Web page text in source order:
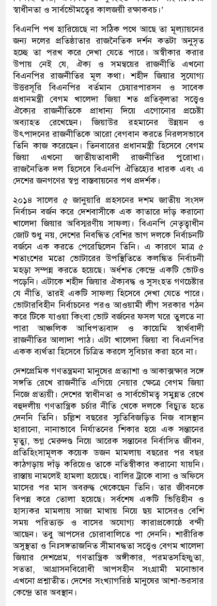
স্বাধীনতা ও সার্বভৌমত্বের কালজয়ী রক্ষাকবচ।’
বিএনপি পথ হারিয়েছে না সঠিক পথে আছে তা মূল্যায়নের
জন্য দলের প্রতিষ্ঠাতার রাজনৈতিক দর্শন কতটা অনুসৃত
হচ্ছে তা পরখ করে দেখা যেতে পারে। অস্বীকার করার
উপায় নেই যে, ঐক্য ও সমন্বয়ের রাজনীতি এখনো
বিএনপির রাজনীতির মূল কথা। শহীদ জিয়ার সুযোগ্য
উত্তরসূরি বিএনপির বর্তমান চেয়ারপারসন ও সাবেক
প্রধানমন্ত্রী বেগম খালেদা জিয়া শত প্রতিকূলতা সত্ত্বেও
ঐক্যের রাজনীতিকে প্রাধান্য দিয়ে এগোনোর প্রচেষ্টা
অব্যাহত রেখেছেন। জিয়াউর রহমানের উন্নয়ন ও
উৎপাদনের রাজনীতিকে আরো বেগবান করতে নিরলসভাবে
তিনি কাজ করেছেন। তিনবারের প্রধানমন্ত্রী হিসেবে বেগম
জিয়া এখনো জাতীয়তাবাদী রাজনীতির পুরোধা।
রাজনৈতিক দল হিসেবে বিএনপি ঐতিহ্যের ধারক এবং এ
দেশের জনগণের স্বপ্ন বাস্তবায়নের পথ প্রদর্শক।
২০১৪ সালের ৫ জানুয়ারি প্রহসনের দশম জাতীয় সংসদ
নির্বাচন বর্জন করে দেশবাসীকে এক কাতারে দাঁড় করানো
খালেদা জিয়ার অবিস্মরণীয় সাফল্য। বিএনপি নেতৃত্বাধীন
জোট শুধু নয়, দেশের নিবন্ধিত বেশির ভাগ দলকে নির্বাচনটি
বর্জনে এক করতে পেরেছিলেন তিনি। এ কারণে মাত্র ৫
শতাংশের মতো ভোটারের উপস্থিতিতে কলঙ্কিত নির্বাচনী
মহড়া সম্পন্ন করতে হয়েছে। অর্ধশত কেন্দ্রে একটি ভোটও
পড়েনি। এটাকে শহীদ জিয়ার ঐক্যবদ্ধ ও সুসংহত গণচেষ্টার
যে নীতি, তারই একটি সাফল্য হিসেবে দেখা যেতে পারে।
ভোটারবিহীন নির্বাচনের পরও আওয়ামী লীগ সরকার গঠন
করে টিকে যাওয়া কিংবা ভোট বর্জনের ফসল ঘরে তুলতে না
পারা আঞ্চলিক আধিপত্যবাদ ও কায়েমি স্বার্থবাদী
রাজনীতির আলাদা পাঠ। এটা খালেদা জিয়া বা বিএনপির
একক ব্যর্থতা হিসেবে চিত্রিত করলে সুবিচার করা হবে না।
দেশপ্রেমিক গণতন্ত্রমনা মানুষের প্রত্যাশা ও আকাক্সক্ষার সঙ্গে
সঙ্গতি রেখে রাজনীতি এগিয়ে নেয়ার ক্ষেত্রে বেগম জিয়া
নিজে প্রত্যয়ী। দেশের স্বাধীনতা ও সার্বভৌমত্ব সমুন্নত রেখে
বহুদলীয় গণতান্ত্রিক চর্চার নীতি থেকে দলকে বিচ্যুত হতে
দেননি তিনি। চল্লিশ বছরের স্মৃতিবিজড়িত নিজ বাসস্থান
হারানো, নানাভাবে নির্যাতনের শিকার হয়ে এক সন্তানের
মৃত্যু, ভগ্ন মেরুদণ্ড নিয়ে আরেক সন্তানের নির্বাসিত জীবন,
প্রতিহিংসামূলক কয়েক ডজন মামলায় বছরের পর বছর
কাঠগড়ায় দাঁড় করিয়েও তাকে নতিস্বীকার করানো যায়নি।
রাস্তায় নামলেই হামলা হয়েছে। বালির ট্রাকে বাসা ও অফিসে
মাসের পর মাস অবরুদ্ধ থেকেছেন তিনি। তার জীবনকে
বিপন্ন করে তোলা হয়েছে। সর্বশেষ একটি ভিত্তিহীন ও
হাস্যকর মামলায় সাজা মাথায় নিয়ে ছয় মাসেরও বেশি
সময় পরিত্যক্ত ও বাসের অযোগ্য কারাপ্রকোষ্ঠে বন্দী
আছেন। তবু আপসের চোরাবালিতে পা দেননি। শারীরিক
অসুস্থতা ও নিঃসঙ্গতাজনিত সীমাবদ্ধতা সত্ত্বেও বেগম খালেদা
জিয়ার দেশপ্রেম, গণতান্ত্রিক অঙ্গীকার, পরমতসহিষ্ণুতা,
সততা, আগ্রাসনবিরোধী আপসহীন সংগ্রামী মনোভাব
এখনো প্রশ্নাতীত। দেশের সংখ্যাগরিষ্ঠ মানুষের আশা-ভরসার
কেন্দ্রে তার অবস্থান।